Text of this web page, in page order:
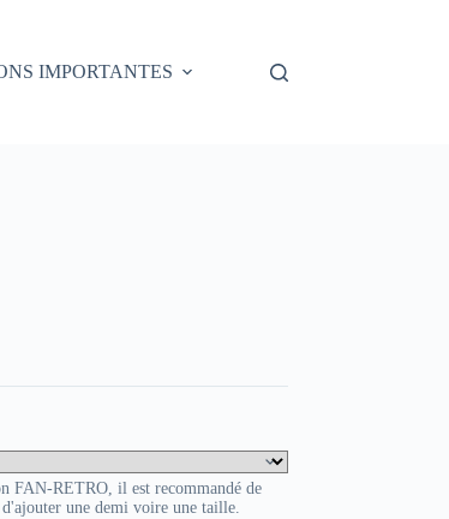
IMPORTANTES
FAN-RETRO, il est recommandé de
une demi voire une taille.